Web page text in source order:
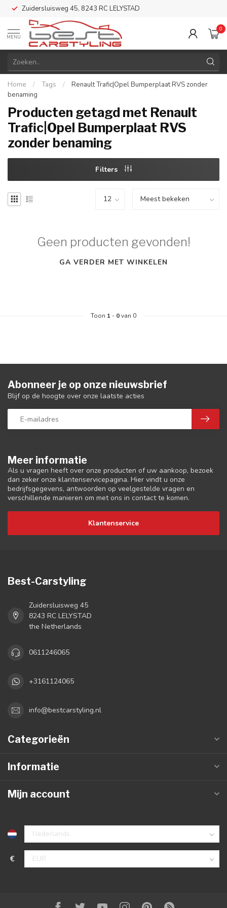
Zuidersluisweg 45, 8243 RC LELYSTAD
MENU
0
Home / Tags /
Renault Trafic|Opel Bumperplaat RVS zonder
benaming
Producten getagd met Renault
Trafic|Opel Bumperplaat RVS
zonder benaming
Filters
Geen producten gevonden!
GA VERDER MET WINKELEN
Toon 1 - 0van 0
Meer informatie
Als u vragen heeft over onze producten of uw aankoop, bezoek
dan zeker onze klantenservicepagina. Hier vindt u onze
bedrijfsgegevens, antwoorden op veelgestelde vragen en
verschillende manieren om met ons in contact te komen.
Klantenservice
Abonneer je op onze nieuwsbrief
Blijf op de hoogte over onze laatste acties
Best-Carstyling
Zuidersluisweg 45
8243 RC LELYSTAD
the Netherlands
0611246065
+3161124065
info@bestcarstyling.nl
Categorieën
Informatie
Mijn account
€